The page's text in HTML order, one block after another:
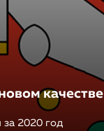
качестве
за 2020 год